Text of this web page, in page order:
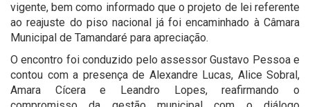
vigente, bem como informado que o projeto de lei referente
ao reajuste do piso nacional já foi encaminhado à Câmara
Municipal de Tamandaré para apreciação.
O encontro foi conduzido pelo assessor Gustavo Pessoa e
contou com a presença de Alexandre Lucas, Alice Sobral,
Amara Cícera e Leandro Lopes, reafirmando o